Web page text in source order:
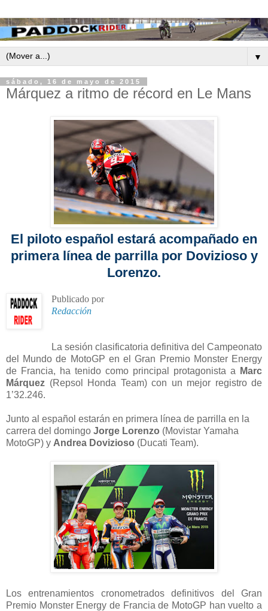
▼
sábado, 16 de mayo de 2015
Márquez a ritmo de récord en Le Mans
El piloto español estará acompañado en
primera línea de parrilla por Dovizioso y
Lorenzo.
Publicado por
Redacción
La sesión clasificatoria definitiva del Campeonato
del Mundo de MotoGP en el Gran Premio Monster Energy
de Francia, ha tenido como principal protagonista a
Marc
Márquez (Repsol Honda Team) con un mejor registro de
1’32.246.
Junto al español estarán en primera línea de parrilla en la
carrera del domingo Jorge Lorenzo (Movistar Yamaha
MotoGP) y Andrea Dovizioso (Ducati Team).
Los entrenamientos cronometrados definitivos del Gran
Premio Monster Energy de Francia de MotoGP han vuelto a